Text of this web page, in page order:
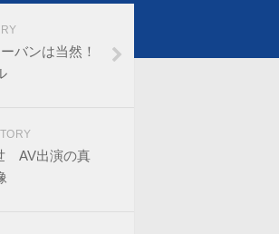
バンは当然！
AV出演の真